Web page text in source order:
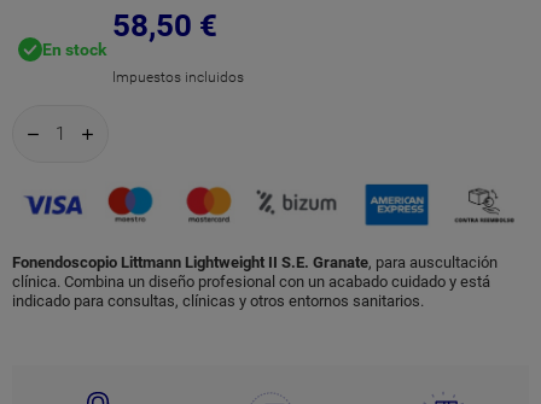
Fonendoscopio Littmann Lightweight II S.E. Granate, para auscultación
clínica. Combina un diseño profesional con un acabado cuidado y está
indicado para consultas, clínicas y otros entornos sanitarios.
Caribe Perla
58,50 €
Impuestos incluidos
En stock